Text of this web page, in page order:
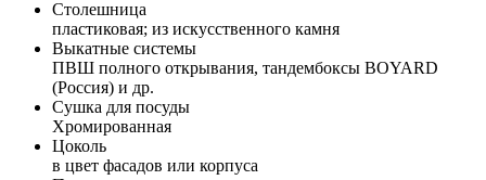
Столешница
пластиковая; из искусственного камня
Выкатные системы
ПВШ полного открывания, тандембоксы BOYARD
(Россия) и др.
Сушка для посуды
Хромированная
Цоколь
в цвет фасадов или корпуса